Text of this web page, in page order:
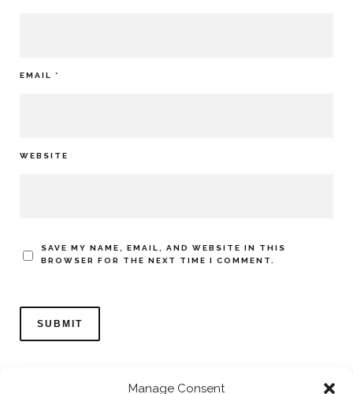
Manage Consent
EMAIL *
WEBSITE
SAVE MY NAME, EMAIL, AND WEBSITE IN THIS
BROWSER FOR THE NEXT TIME I COMMENT.